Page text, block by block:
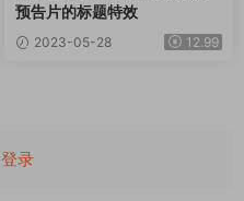
预告片的标题特效
2023-05-28 12.99
登录